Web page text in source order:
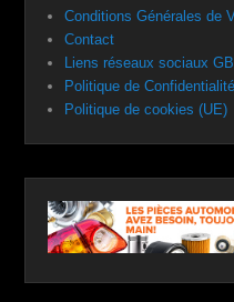
Conditions Générales de
Contact
Liens réseaux sociaux
Politique de Confidentialité
Politique de cookies (UE)